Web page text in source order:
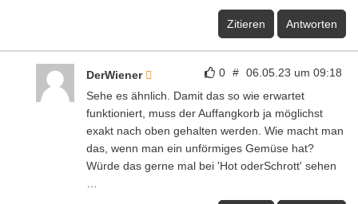
Zitieren Antworten
0 # 06.05.23 um 09:18
DerWiener
Sehe es ähnlich. Damit das so wie erwartet
funktioniert, muss der Auffangkorb ja möglichst
exakt nach oben gehalten werden. Wie macht man
das, wenn man ein unförmiges Gemüse hat?
Würde das gerne mal bei 'Hot oderSchrott' sehen